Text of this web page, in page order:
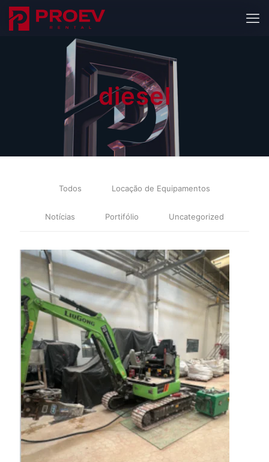
diesel
Todos Locação de Equipamentos
Notícias Portifólio Uncategorized